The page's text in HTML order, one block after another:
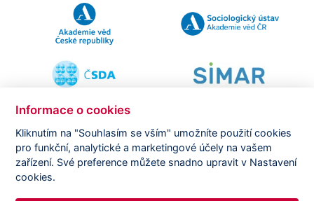
Copyright © CVVM | Právní ujednání| Nastavení cookies
Prohlášení o zpracování osobních údajů
Informace o cookies
Kliknutím na "Souhlasím se vším" umožníte použití cookies
pro funkční, analytické a marketingové účely na vašem
zařízení. Své preference můžete snadno upravit v Nastavení
cookies.